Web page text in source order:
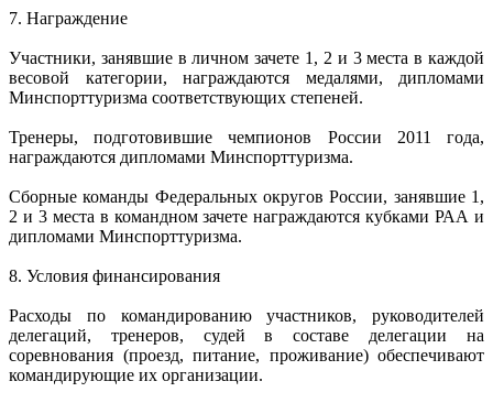
7. Награждение
Участники, занявшие в личном зачете 1, 2 и 3 места в каждой
весовой категории, награждаются медалями, дипломами
Минспорттуризма соответствующих степеней.
Тренеры, подготовившие чемпионов России 2011 года,
награждаются дипломами Минспорттуризма.
Сборные команды Федеральных округов России, занявшие 1,
2 и 3 места в командном зачете награждаются кубками РАА и
дипломами Минспорттуризма.
8. Условия финансирования
Расходы по командированию участников, руководителей
делегаций, тренеров, судей в составе делегации на
соревнования (проезд, питание, проживание) обеспечивают
командирующие их организации.